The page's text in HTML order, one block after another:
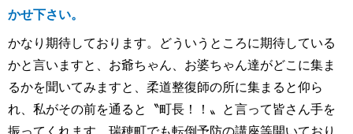
かせ下さい。
かなり期待しております。どういうところに期待している
かと言いますと、お爺ちゃん、お婆ちゃん達がどこに集ま
るかを聞いてみますと、柔道整復師の所に集まると仰ら
れ、私がその前を通ると〝町長！！〟と言って皆さん手を
振ってくれます。瑞穂町でも転倒予防の講座等開いており